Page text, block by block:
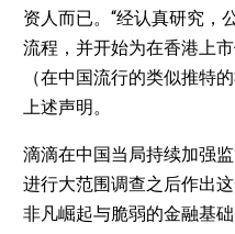
资人而已。“经认真研究，
流程，并开始为在香港上
（在中国流行的类似推特
上述声明。
滴滴在中国当局持续加强
进行大范围调查之后作出
非凡崛起与脆弱的金融基